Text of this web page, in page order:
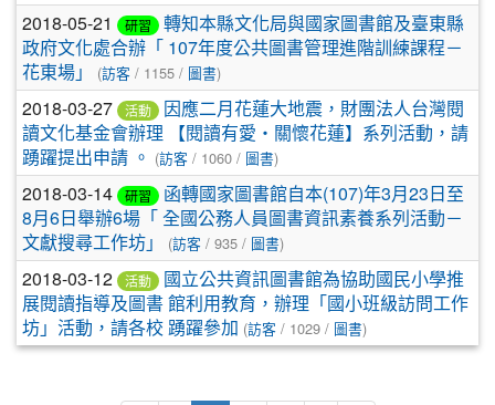
2018-05-21 研習
轉知本縣文化局與國家圖書館及臺東縣
政府文化處合辦「 107年度公共圖書管理進階訓練課程－
花東場」
(訪客 / 1155 / 圖書)
2018-03-27 活動
因應二月花蓮大地震，財團法人台灣閱
讀文化基金會辦理 【閱讀有愛‧關懷花蓮】系列活動，請
踴躍提出申請 。 (訪客 / 1060 / 圖書)
2018-03-14 研習
函轉國家圖書館自本(107)年3月23日至
8月6日舉辦6場「 全國公務人員圖書資訊素養系列活動－
文獻搜尋工作坊」
(訪客 / 935 / 圖書)
2018-03-12 活動
國立公共資訊圖書館為協助國民小學推
展閱讀指導及圖書 館利用教育，辦理「國小班級訪問工作
坊」活動，請各校 踴躍參加 (訪客 / 1029 / 圖書)